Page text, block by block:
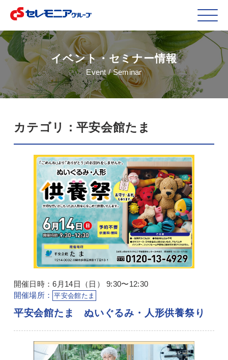
イベント・セミナー情報
Event / Seminar
カテゴリ：平安会館たま
開催日時：6月14日（日） 9:30〜12:30
開催場所：
平安会館たま
平安会館たま ぬいぐるみ・人形供養祭り